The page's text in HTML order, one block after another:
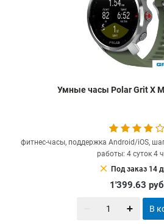
Умные часы Polar Grit X
фитнес-часы, поддержка Android/iOS,
работы: 4 суток 4
clear Под заказ 14
1'399.63 руб
В